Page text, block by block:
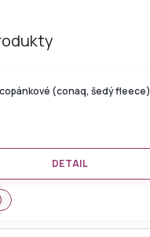
(conaq, šedý fleece)
DETAIL